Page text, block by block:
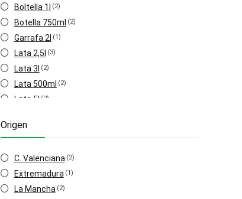
Boltella 1l (2)
Botella 750ml (2)
Garrafa 2l (1)
Lata 2,5l (3)
Lata 3l (2)
Lata 500ml (2)
Lata 5l (2)
Botella 500ml
Origen
C. Valenciana (2)
Extremadura (1)
La Mancha (2)